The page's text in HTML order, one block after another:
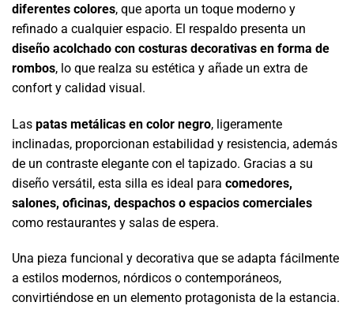
diferentes colores, que aporta un toque moderno y
refinado a cualquier espacio. El respaldo presenta un
diseño acolchado con costuras decorativas en forma de
rombos, lo que realza su estética y añade un extra de
confort y calidad visual.
Las patas metálicas en color negro, ligeramente
inclinadas, proporcionan estabilidad y resistencia, además
de un contraste elegante con el tapizado. Gracias a su
diseño versátil, esta silla es ideal para comedores,
salones, oficinas, despachos o espacios comerciales
como restaurantes y salas de espera.
Una pieza funcional y decorativa que se adapta fácilmente
a estilos modernos, nórdicos o contemporáneos,
convirtiéndose en un elemento protagonista de la estancia.